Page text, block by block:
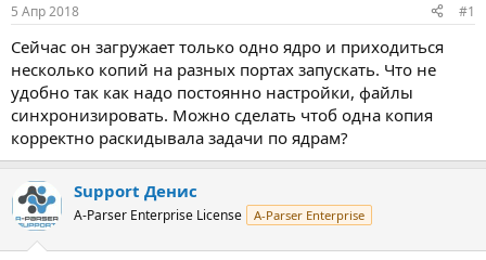
м
ы
а
л
5 Апр 2018 #1
Сейчас он загружает только одно ядро и приходиться
несколько копий на разных портах запускать. Что не
удобно так как надо постоянно настройки, файлы
синхронизировать. Можно сделать чтоб одна копия
корректно раскидывала задачи по ядрам?
Support Денис
A-Parser Enterprise License A-Parser Enterprise